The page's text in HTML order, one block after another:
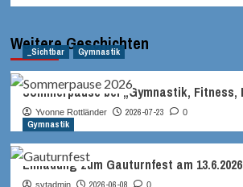
Weitere Geschichten
_Sichtbar Gymnastik
Sommerpause bei „Gymnastik, Fitness,
Yvonne Rottländer 2026-07-23 0
Gymnastik
Einladung zum Gauturnfest am 13.6.2026
svtadmin 0